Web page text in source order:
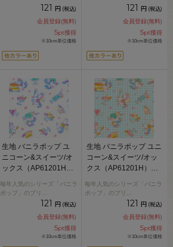
121 円 (税込)
会員登録(無料)
5pt獲得
※10cm単位価格
121 円 (税込)
会員登録(無料)
5pt獲得
※10cm単位価格
生地 バニラポップ ユ
ニコーン&スイーツ/オ
ックス（AP61201H）
毎年人気のシリーズ「バニラ
ポップ」のプリ
121 円 (税込)
会員登録(無料)
5pt獲得
※10cm単位価格
生地 バニラポップ ユニ
コーン&スイーツ/オッ
クス（AP61201H）
毎年人気のシリーズ「バニラ
ポップ」のプリ
121 円 (税込)
会員登録(無料)
5pt獲得
※10cm単位価格